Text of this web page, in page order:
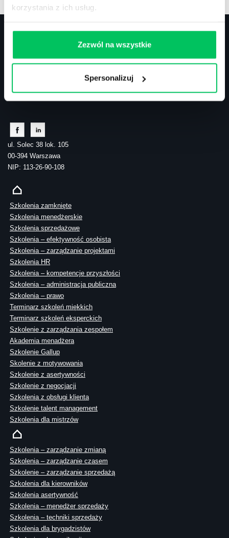
korzystania z ich usług.
Zezwól na wszystkie
Spersonalizuj
Kontakt
tel.: 505 273 550
ul. Solec 38 lok. 105
00-394 Warszawa
NIP: 113-26-90-108
Szkolenia zamknięte
Szkolenia menedżerskie
Szkolenia sprzedażowe
Szkolenia – efektywność osobista
Szkolenia – zarządzanie projektami
Szkolenia HR
Szkolenia – kompetencje przyszłości
Szkolenia – administracja publiczna
Szkolenia – prawo
Terminarz szkoleń miękkich
Terminarz szkoleń eksperckich
Szkolenie z zarządzania zespołem
Akademia menadżera
Szkolenie Gallup
Skolenie z motywowania
Szkolenie z asertywności
Szkolenie z negocjacji
Szkolenia z obsługi klienta
Szkolenie talent management
Szkolenia dla mistrzów
Szkolenia – zarządzanie zmianą
Szkolenia – zarządzanie czasem
Szkolenie – zarządzanie sprzedażą
Szkolenia dla kierowników
Szkolenia asertywność
Szkolenia – menedżer sprzedaży
Szkolenia – techniki sprzedaży
Szkolenia dla brygadzistów